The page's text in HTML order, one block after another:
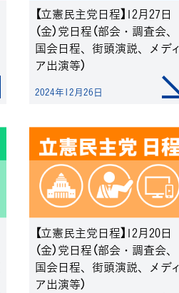
【立憲民主党日程】12月27日
（金）党日程（部会・調査会、
国会日程、街頭演説、メディ
ア出演等）
2024年12月26日
【立憲民主党日程】12月20日
（金）党日程（部会・調査会、
国会日程、街頭演説、メディ
ア出演等）